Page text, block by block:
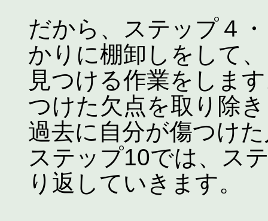
だから、ステップ４
かりに棚卸しをして
見つける作業をしま
つけた欠点を取り除
過去に自分が傷つけ
ステップ10では、ス
り返していきます。